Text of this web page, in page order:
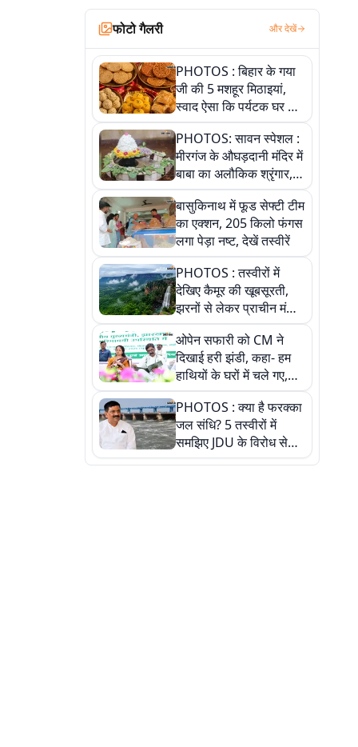
फोटो गैलरी और देखें
PHOTOS : बिहार के गया
जी की 5 मशहूर मिठाइयां,
स्वाद ऐसा कि पर्यटक घर ले
जाना नहीं भूलते, तस्वीरों में
देखें
PHOTOS: सावन स्पेशल :
मीरगंज के औघड़दानी मंदिर में
बाबा का अलौकिक श्रृंगार,
तस्वीरों में देखें महादेव के कई
मनमोहक स्वरूप
बासुकिनाथ में फूड सेफ्टी टीम
का एक्शन, 205 किलो फंगस
लगा पेड़ा नष्ट, देखें तस्वीरें
PHOTOS : तस्वीरों में
देखिए कैमूर की खूबसूरती,
झरनों से लेकर प्राचीन मंदिरों
तक प्रकृति और आस्था का
अद्भुत संगम
ओपेन सफारी को CM ने
दिखाई हरी झंडी, कहा- हम
हाथियों के घरों में चले गए,
देखें तस्वीरें
PHOTOS : क्या है फरक्का
जल संधि? 5 तस्वीरों में
समझिए JDU के विरोध से
लेकर बिहार पर असर तक